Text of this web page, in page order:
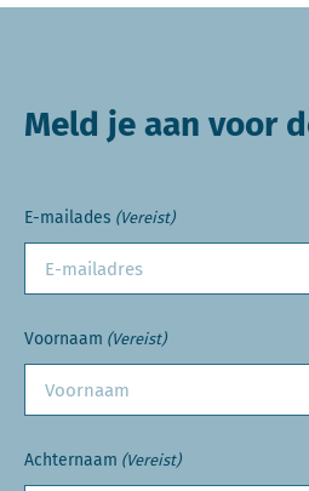
Meld je aan voor
E-mailades (Vereist)
Voornaam (Vereist)
Achternaam (Vereist)